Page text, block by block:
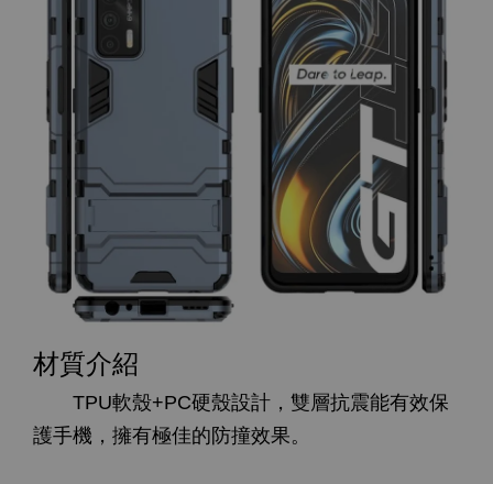
材質介紹
TPU軟殼+PC硬殼設計，雙層抗震能有效保
護手機，擁有極佳的防撞效果。